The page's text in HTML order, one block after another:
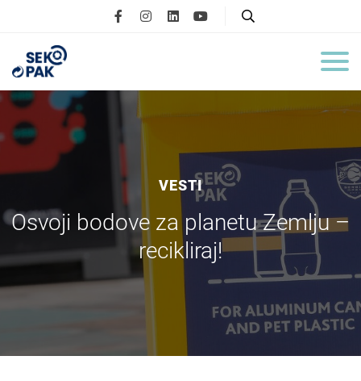
VESTI
Osvoji bodove za planetu Zemlju –
recikliraj!